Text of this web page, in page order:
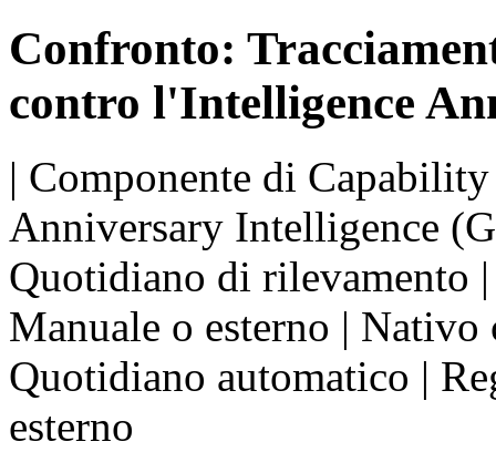
Confronto:
contro l'Intelligence
| Componente di
Anniversary Intelligence
Quotidiano di rilevamento
Manuale o esterno |
Quotidiano automatico |
esterno